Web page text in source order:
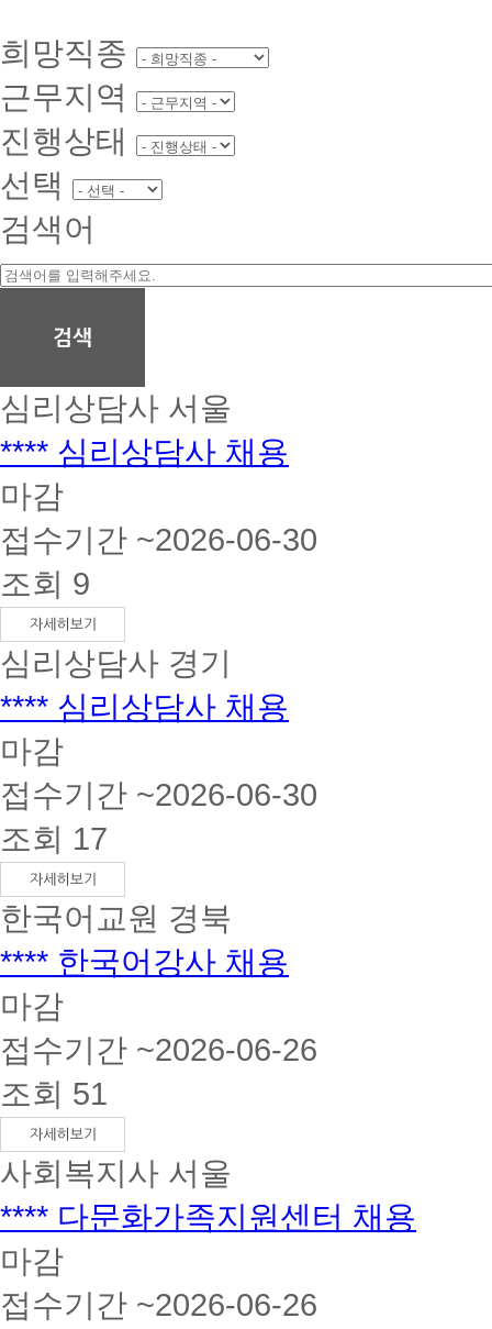
희망직종
근무지역
진행상태
선택
검색어
심리상담사 서울
**** 심리상담사 채용
마감
접수기간 ~2026-06-30
조회 9
심리상담사 경기
**** 심리상담사 채용
마감
접수기간 ~2026-06-30
조회 17
한국어교원 경북
**** 한국어강사 채용
마감
접수기간 ~2026-06-26
조회 51
사회복지사 서울
**** 다문화가족지원센터 채용
마감
접수기간 ~2026-06-26